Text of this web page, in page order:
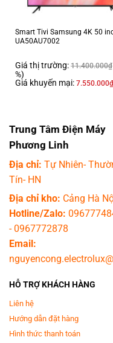
Steam™
không chỉ rửa trôi các chất gây
khuẩn có hại.
Smart Tivi Samsung 4K 50
UA50AU7002
Giá thị trường: 11.400.000₫
%)
Giá khuyến mại: 7.550.000₫
Trung Tâm Điện Máy
Phương Linh
Địa chỉ: Tự Nhiên-
Tín- HN
Địa chỉ kho: Cảng Hà
Hotline/Zalo:
-0967772878
Email:
HỖ TRỢ KHÁCH HÀNG
Liên hệ
Hướng dẫn đặt hàng
Hình thức thanh toán